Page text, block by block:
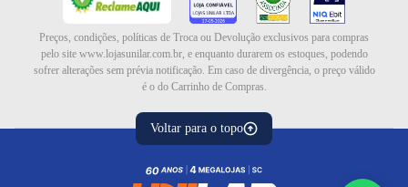
Preços, condições, políticas de Troca ou Devolução exclusivos para compras
pelo site www.lojasunilar.com.br, e enquanto durarem os estoques, podendo
sofrer alterações sem prévia notificação. Em caso de divergência, o preço válido
é o do Carrinho de Compras.
Voltar para o topo